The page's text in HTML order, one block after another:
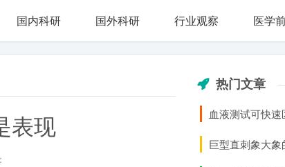
国内科研 国外科研 行业观察 医学
表现
热门文章
血液测试可快
巨型直刺象大